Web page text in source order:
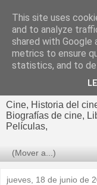
El
Cine, Historia del
Biografías de cine,
Películas,
jueves, 18 de junio de
This site uses
and to analyze
shared with Google
metrics to ensure
statistics, and to